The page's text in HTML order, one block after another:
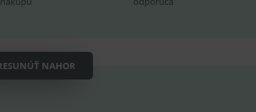
NAHOR
Cookie od seznam.cz googlu. Slouží pro zobrazení vhodné reklamy.